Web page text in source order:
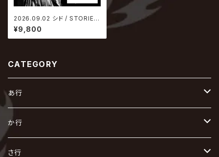
2026.09.02 シド / STORIES
of SID【初回生産限定盤A】
¥9,800
CATEGORY
あ行
あ
R指定
い
か行
か
さ行